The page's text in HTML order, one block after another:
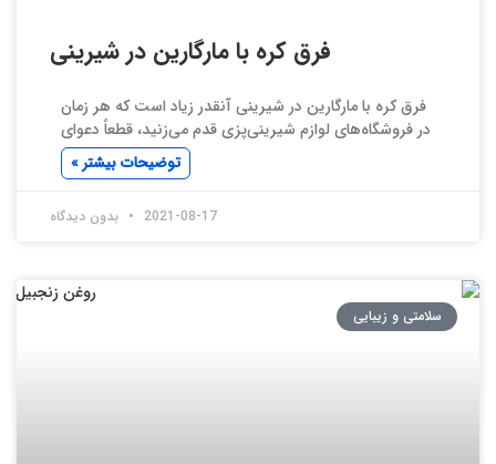
فرق کره با مارگارین در شیرینی
فرق کره با مارگارین در شیرینی آنقدر زیاد است که هر زمان
در فروشگاه‌های لوازم شیرینی‌پزی قدم می‌زنید، قطعاً دعوای
توضیحات بیشتر »
2021-08-17 بدون دیدگاه
سلامتی و زیبایی